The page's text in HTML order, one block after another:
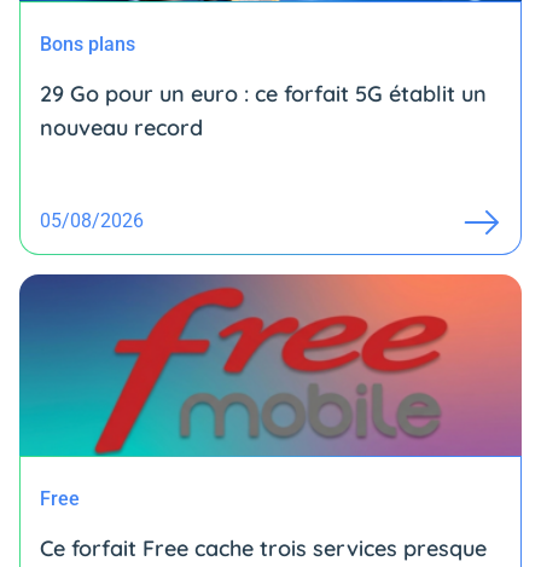
Bons plans
29 Go pour un euro : ce forfait 5G établit un
nouveau record
05/08/2026
Free
Ce forfait Free cache trois services presque